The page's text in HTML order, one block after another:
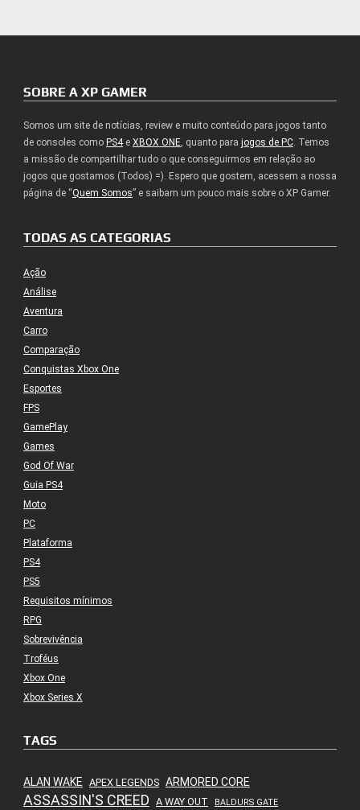
SOBRE A XP GAMER
Somos um site de notícias, review e muito conteúdo para jogos tanto
de consoles como PS4e XBOX ONE, quanto para jogos de PC. Temos
a missão de compartilhar tudo o que conseguirmos em relação ao
jogos que gostamos (Todos) =). Espero que gostem, acessem a nossa
página de “Quem Somos” e saibam um pouco mais sobre o XP Gamer.
TODAS AS CATEGORIAS
Ação
Análise
Aventura
Carro
Comparação
Conquistas Xbox One
Esportes
FPS
GamePlay
Games
God Of War
Guia PS4
Moto
PC
Plataforma
PS4
PS5
Requisitos mínimos
RPG
Sobrevivência
Troféus
Xbox One
Xbox Series X
TAGS
ALAN WAKE APEX LEGENDS ARMORED CORE
ASSASSIN'S CREED A WAY OUT BALDURS GATE